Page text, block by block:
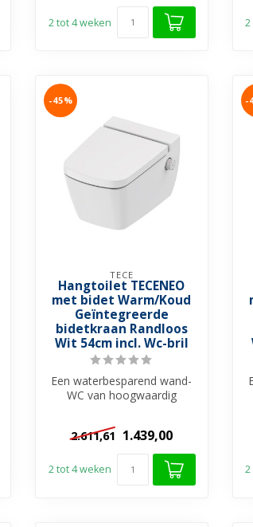
2 tot 4 weken 2
-45%
TECE
Hangtoilet TECENEO
met bidet Warm/Koud
Geïntegreerde
bidetkraan Randloos
Wit 54cm incl. Wc-bril
Een waterbesparend wand-
WC van hoogwaardig
geïntegreerde d...
2.611,61 1.439,00
2 tot 4 weken
-
2